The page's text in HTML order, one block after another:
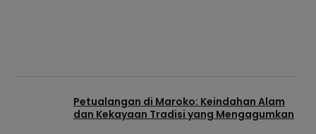
Petualangan di Maroko: Keindahan Alam
dan Kekayaan Tradisi yang Mengagumkan